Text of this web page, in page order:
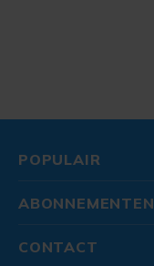
POPULAIR
ABONNEMENTEN
CONTACT